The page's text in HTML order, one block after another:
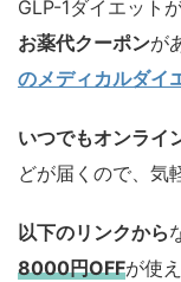
GLP-1ダイエット
お薬代クーポンが
のメディカルダイ
いつでもオンライ
どが届くので、気
以下のリンクから
8000円OFFが使